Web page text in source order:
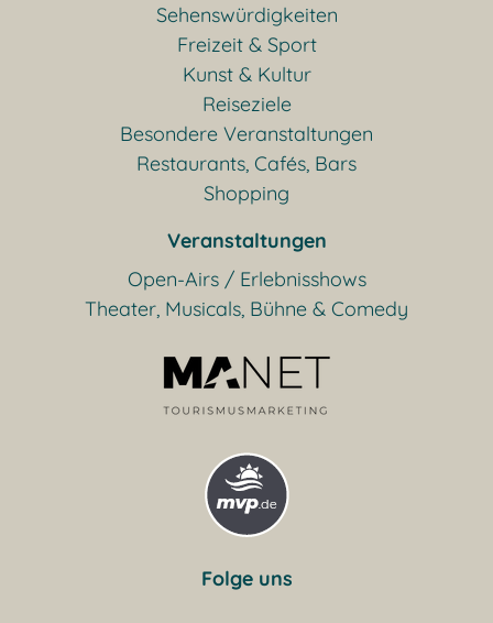
Sehenswürdigkeiten
Freizeit & Sport
Kunst & Kultur
Reiseziele
Besondere Veranstaltungen
Restaurants, Cafés, Bars
Shopping
Veranstaltungen
Open-Airs / Erlebnisshows
Theater, Musicals, Bühne & Comedy
Folge uns